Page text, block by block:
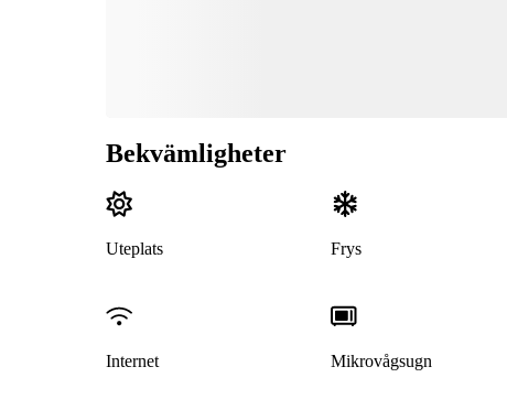
Bekvämligheter
Uteplats Frys
Internet Mikrovågsugn